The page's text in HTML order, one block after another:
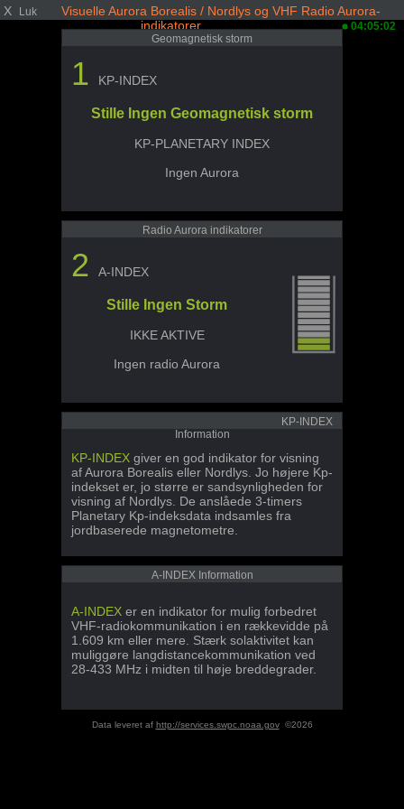
X Luk
Visuelle Aurora Borealis / Nordlys og VHF Radio Aurora-
indikatorer
04:05:02
Geomagnetisk storm
1 KP-INDEX
Stille Ingen Geomagnetisk storm
KP-PLANETARY INDEX
Ingen Aurora
Radio Aurora indikatorer
2 A-INDEX
Stille Ingen Storm
IKKE AKTIVE
Ingen radio Aurora
KP-INDEX
Information
KP-INDEX giver en god indikator for visning
af Aurora Borealis eller Nordlys. Jo højere Kp-
indekset er, jo større er sandsynligheden for
visning af Nordlys. De anslåede 3-timers
Planetary Kp-indeksdata indsamles fra
jordbaserede magnetometre.
A-INDEX Information
A-INDEX er en indikator for mulig forbedret
VHF-radiokommunikation i en rækkevidde på
1.609 km eller mere. Stærk solaktivitet kan
muliggøre langdistancekommunikation ved
28-433 MHz i midten til høje breddegrader.
Data leveret af http://services.swpc.noaa.gov©2026